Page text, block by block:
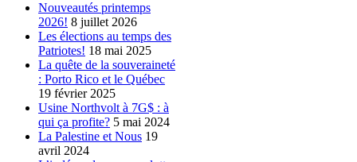
Nouveautés printemps
2026! 8 juillet 2026
Les élections au temps des
Patriotes! 18 mai 2025
La quête de la souveraineté
: Porto Rico et le Québec
19 février 2025
Usine Northvolt à 7G$ : à
qui ça profite? 5 mai 2024
La Palestine et Nous 19
avril 2024